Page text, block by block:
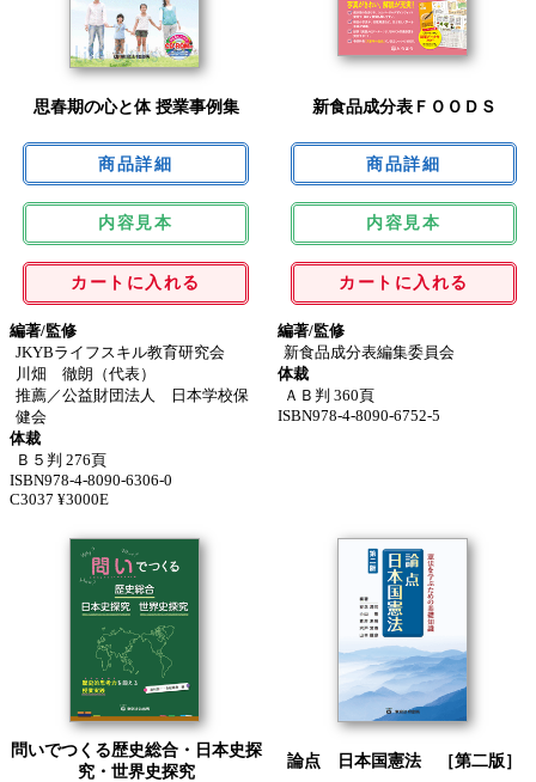
思春期の心と体 授業事例集
内容見本
カートに入れる
編著/監修
JKYBライフスキル教育研究会
川畑 徹朗（代表）
推薦／公益財団法人 日本学校保
健会
体裁
Ｂ５判 276頁
ISBN978-4-8090-6306-0
C3037 ¥3000E
新食品成分表ＦＯＯＤＳ
内容見本
カートに入れる
編著/監修
新食品成分表編集委員会
体裁
ＡＢ判 360頁
ISBN978-4-8090-6752-5
問いでつくる歴史総合・日本史探
究・世界史探究
論点 日本国憲法 ［第二版］